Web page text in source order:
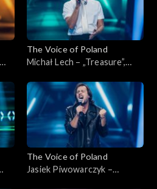
The Voice of Poland
Michał Lech – „Treasure”,
Nokaut, 1 listopada 2025
The Voice of Poland
Jasiek Piwowarczyk –